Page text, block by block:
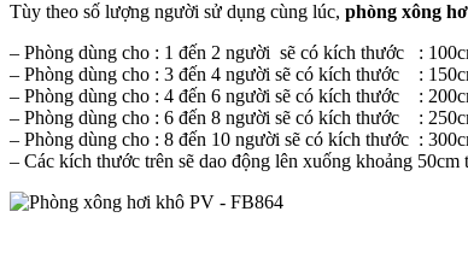
Tùy theo số lượng người sử dụng cùng lúc, phòng xông
– Phòng dùng cho : 1 đến 2 người sẽ có kích thước :
– Phòng dùng cho : 3 đến 4 người sẽ có kích thước :
– Phòng dùng cho : 4 đến 6 người sẽ có kích thước :
– Phòng dùng cho : 6 đến 8 người sẽ có kích thước :
– Phòng dùng cho : 8 đến 10 người sẽ có kích thước :
– Các kích thước trên sẽ dao động lên xuống khoảng